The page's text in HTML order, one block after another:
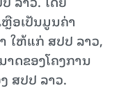
ອເປັນມູນຄ່າ
ໃຫ້ແກ່ ສປປ ລາວ,
ດຂອງໂຄງການ
ສປປ ລາວ.